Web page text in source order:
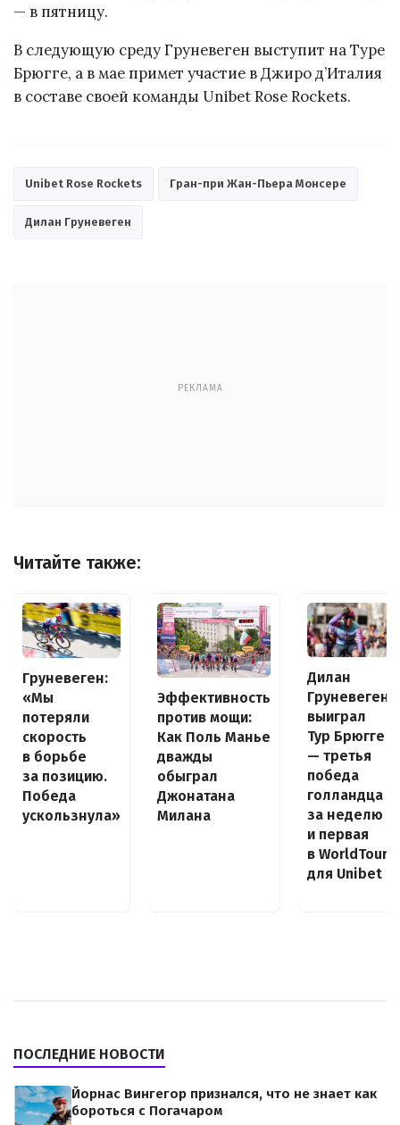
— в пятницу.
В следующую среду Груневеген выступит на Туре
Брюгге, а в мае примет участие в Джиро д’Италия
в составе своей команды Unibet Rose Rockets.
Unibet Rose Rockets Гран-при Жан-Пьера Монсере
Дилан Груневеген
РЕКЛАМА
Читайте также:
Груневеген:
«Мы
потеряли
скорость
в борьбе
за позицию.
Победа
ускользнула»
Эффективность
против мощи:
Как Поль Манье
дважды
обыграл
Джонатана
Милана
Дилан
Груневеген
выиграл
Тур Брюгге
— третья
победа
голландца
за неделю
и первая
в WorldTour
для Unibet
ПОСЛЕДНИЕ НОВОСТИ
Йорнас Вингегор признался, что не знает как
бороться с Погачаром